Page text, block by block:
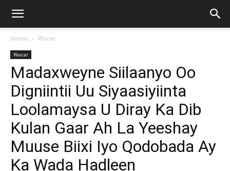
Home Warar
Warar
Madaxweyne Siilaanyo Oo
Digniintii Uu Siyaasiyiinta
Loolamaysa U Diray Ka Dib
Kulan Gaar Ah La Yeeshay
Muuse Biixi Iyo Qodobada Ay
Ka Wada Hadleen